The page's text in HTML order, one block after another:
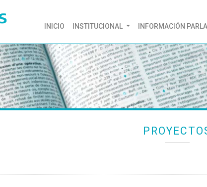
INICIO (CURRENT)
INSTITUCIONAL INFORMACIÓN